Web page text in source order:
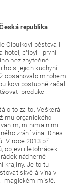
republika
Cibulkovi pěstovali
hotel, přibyl i první
bez zbytečné
ho s jejich kuchyní.
obsahovalo mnohem
postupně začali
produkci.
to za to. Veškerá
organického
minimálními
zrání vína . Dnes
V roce 2013 při
objevili letohrádek
nádherně
krajiny. Je to tu
skvělá vína v
magickém místě.